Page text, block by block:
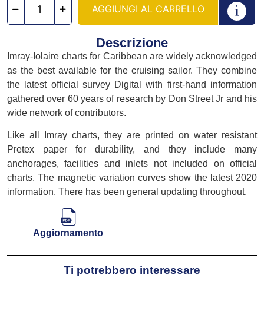
AGGIUNGI AL CARRELLO
Descrizione
Imray-Iolaire charts for Caribbean are widely acknowledged
as the best available for the cruising sailor. They combine
the latest official survey Digital with first-hand information
gathered over 60 years of research by Don Street Jr and his
wide network of contributors.
Like all Imray charts, they are printed on water resistant
Pretex paper for durability, and they include many
anchorages, facilities and inlets not included on official
charts. The magnetic variation curves show the latest 2020
information. There has been general updating throughout.
Aggiornamento
Ti potrebbero interessare